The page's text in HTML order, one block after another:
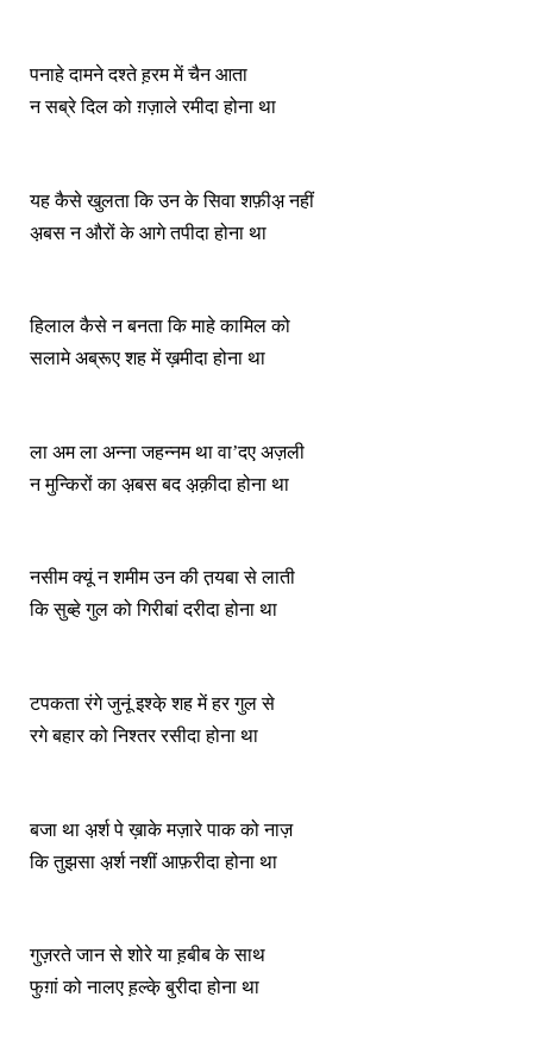
पनाहे दामने दश्ते ह़रम में चैन आता
न सब्रे दिल को ग़ज़ाले रमीदा होना था
यह कैसे खुलता कि उन के सिवा शफ़ीअ़ नहीं
अ़बस न औरों के आगे तपीदा होना था
हिलाल कैसे न बनता कि माहे कामिल को
सलामे अब्रूए शह में ख़मीदा होना था
ला अम ला अन्ना जहन्नम था वा’दए अज़ली
न मुन्किरों का अ़बस बद अ़क़ीदा होना था
नसीम क्यूं न शमीम उन की त़यबा से लाती
कि सुब्हे गुल को गिरीबां दरीदा होना था
टपकता रंगे जुनूं इश्के़ शह में हर गुल से
रगे बहार को निश्तर रसीदा होना था
बजा था अ़र्श पे ख़ाके मज़ारे पाक को नाज़
कि तुझसा अ़र्श नशीं आफ़रीदा होना था
गुज़रते जान से शोरे या ह़बीब के साथ
फुग़ां को नालए ह़ल्के़ बुरीदा होना था